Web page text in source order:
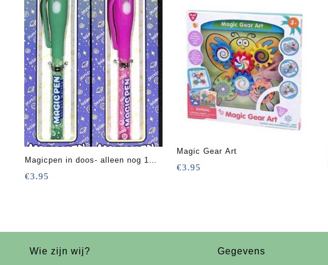
Magicpen in doos- alleen nog 1x
groen
€3.95
Magic Gear Art
€3.95
Wie zijn wij? Gegevens